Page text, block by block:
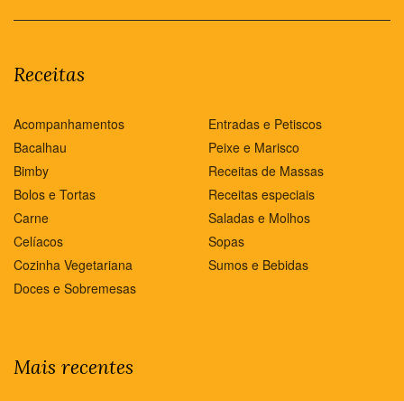
Receitas
Acompanhamentos
Bacalhau
Bimby
Bolos e Tortas
Carne
Celíacos
Cozinha Vegetariana
Doces e Sobremesas
Entradas e Petiscos
Peixe e Marisco
Receitas de Massas
Receitas especiais
Saladas e Molhos
Sopas
Sumos e Bebidas
Mais recentes